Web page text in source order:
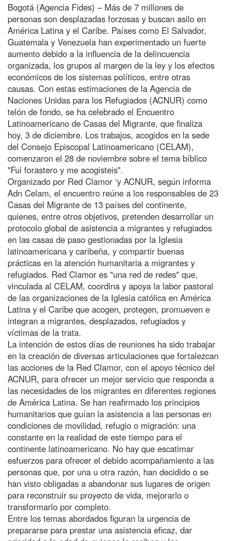
Bogotá (Agencia Fides) – Más de 7 millones de
personas son desplazadas forzosas y buscan asilo en
América Latina y el Caribe. Países como El Salvador,
Guatemala y Venezuela han experimentado un fuerte
aumento debido a la influencia de la delincuencia
organizada, los grupos al margen de la ley y los efectos
económicos de los sistemas políticos, entre otras
causas. Con estas estimaciones de la Agencia de
Naciones Unidas para los Refugiados (ACNUR) como
telón de fondo, se ha celebrado el Encuentro
Latinoamericano de Casas del Migrante, que finaliza
hoy, 3 de diciembre. Los trabajos, acogidos en la sede
del Consejo Episcopal Latinoamericano (CELAM),
comenzaron el 28 de noviembre sobre el tema bíblico
"Fui forastero y me acogisteis".
Organizado por Red Clamor ‘y ACNUR, según informa
Adn Celam, el encuentro reúne a los responsables de 23
Casas del Migrante de 13 países del continente,
quienes, entre otros objetivos, pretenden desarrollar un
protocolo global de asistencia a migrantes y refugiados
en las casas de paso gestionadas por la Iglesia
latinoamericana y caribeña, y compartir buenas
prácticas en la atención humanitaria a migrantes y
refugiados. Red Clamor es "una red de redes" que,
vinculada al CELAM, coordina y apoya la labor pastoral
de las organizaciones de la Iglesia católica en América
Latina y el Caribe que acogen, protegen, promueven e
integran a migrantes, desplazados, refugiados y
víctimas de la trata.
La intención de estos días de reuniones ha sido trabajar
en la creación de diversas articulaciones que fortalezcan
las acciones de la Red Clamor, con el apoyo técnico del
ACNUR, para ofrecer un mejor servicio que responda a
las necesidades de los migrantes en diferentes regiones
de América Latina. Se han reafirmado los principios
humanitarios que guían la asistencia a las personas en
condiciones de movilidad, refugio o migración: una
constante en la realidad de este tiempo para el
continente latinoamericano. No hay que escatimar
esfuerzos para ofrecer el debido acompañamiento a las
personas que, por una u otra razón, han decidido o se
han visto obligadas a abandonar sus lugares de origen
para reconstruir su proyecto de vida, mejorarlo o
transformarlo por completo.
Entre los temas abordados figuran la urgencia de
prepararse para prestar una asistencia eficaz, dar